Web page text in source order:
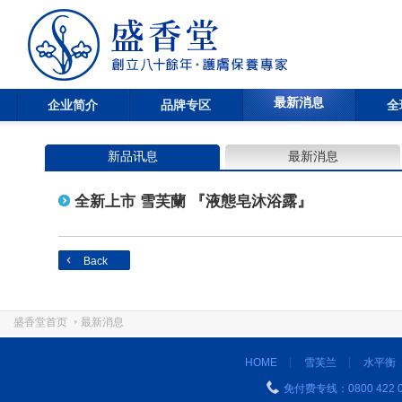
企业简介 品牌专区 最新消息 全
新品讯息 最新消息
全新上市 雪芙蘭 『液態皂沐浴露』
Back
盛香堂首页 最新消息
HOME 雪芙兰 水平衡
免付费专线：0800 422